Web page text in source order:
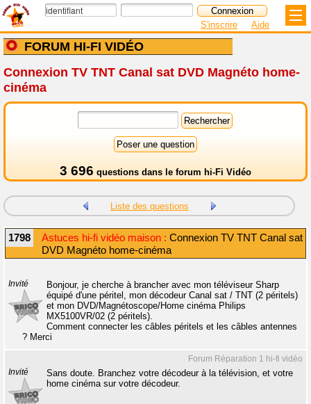
FORUM HI-FI VIDÉO
S'inscrire Aide
Connexion TV TNT Canal sat DVD Magnéto home-
cinéma
3 696 questions dans le forum hi-Fi Vidéo
Liste des questions
1798 Astuces hi-fi vidéo maison : Connexion TV TNT Canal sat
DVD Magnéto home-cinéma
Invité
Bonjour, je cherche à brancher avec mon téléviseur Sharp
équipé d'une péritel, mon décodeur Canal sat / TNT (2 péritels)
et mon DVD/Magnétoscope/Home cinéma Philips
MX5100VR/02 (2 péritels).
Comment connecter les câbles péritels et les câbles antennes
? Merci
Forum Réparation 1 hi-fi vidéo
Invité
Sans doute. Branchez votre décodeur à la télévision, et votre
home cinéma sur votre décodeur.